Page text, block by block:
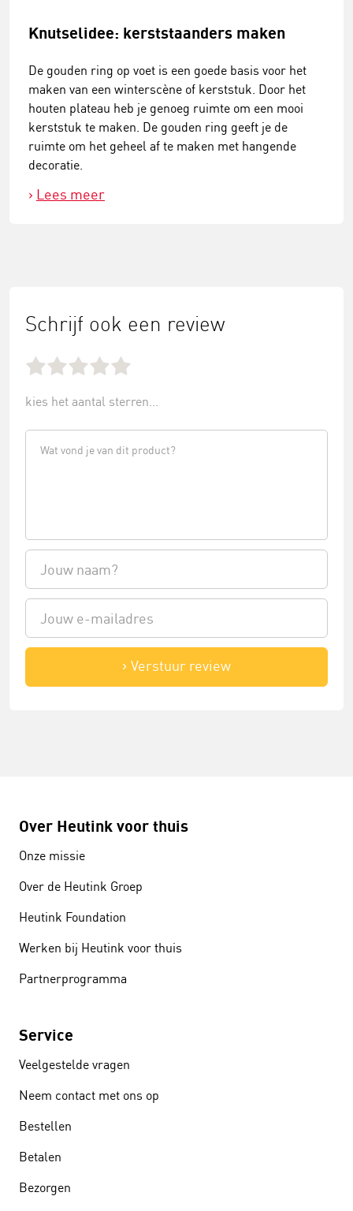
Knutselidee: kerststaanders maken
De gouden ring op voet is een goede basis voor het
maken van een winterscène of kerststuk. Door het
houten plateau heb je genoeg ruimte om een mooi
kerststuk te maken. De gouden ring geeft je de
ruimte om het geheel af te maken met hangende
decoratie.
Lees meer
Schrijf ook een review
kies het aantal sterren...
Verstuur review
Over Heutink voor thuis
Onze missie
Over de Heutink Groep
Heutink Foundation
Werken bij Heutink voor thuis
Partnerprogramma
Service
Veelgestelde vragen
Neem contact met ons op
Bestellen
Betalen
Bezorgen